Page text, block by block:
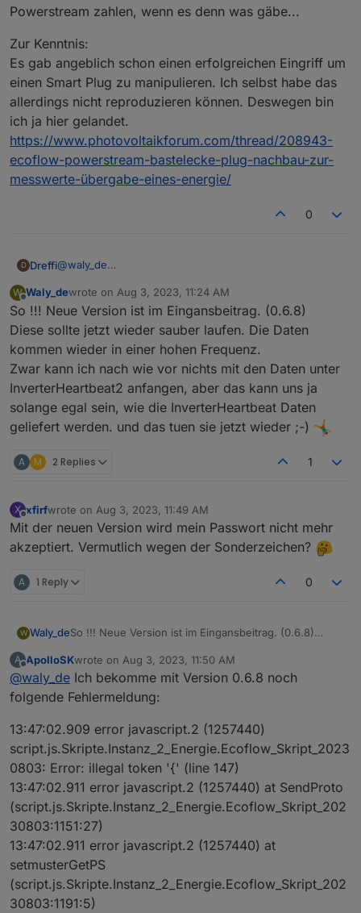
Powerstream zahlen, wenn es denn was gäbe...
Zur Kenntnis:
Es gab angeblich schon einen erfolgreichen Eingriff um
einen Smart Plug zu manipulieren. Ich selbst habe das
allerdings nicht reproduzieren können. Deswegen bin
ich ja hier gelandet.
https://www.photovoltaikforum.com/thread/208943-
ecoflow-powerstream-bastelecke-plug-nachbau-zur-
messwerte-übergabe-eines-energie/
0
D Dreffi@waly_de
ungewollte Nutzung zu verhindern. Mit den Smart Plugs
verdienen die ganz gut Geld.
Funktionieren tun die nach meiner Beobachtung im PV
Forum allerdings keinesfalls besser als das Script hier,
eher im Gegenteil.
Es ist auch nur eine Frage der Zeit bis ecoflow wieder
was an den Daten ändert.
Ich würde ja sogar für ein zentrales Gerät zur
Übermittlung der Werte des Stromzählers an den
Powerstream zahlen, wenn es denn was gäbe...
Zur Kenntnis:
Es gab angeblich schon einen erfolgreichen Eingriff um
einen Smart Plug zu manipulieren. Ich selbst habe das
allerdings nicht reproduzieren können. Deswegen bin
ich ja hier gelandet.
https://www.photovoltaikforum.com/thread/208943-
messwerte-übergabe-eines-energie/
W
Offline
Waly_dewrote on Aug 3, 2023, 11:24 AM
last edited by
So !!! Neue Version ist im Eingansbeitrag. (0.6.8)
Diese sollte jetzt wieder sauber laufen. Die Daten
kommen wieder in einer hohen Frequenz.
Zwar kann ich nach wie vor nichts mit den Daten unter
InverterHeartbeat2 anfangen, aber das kann uns ja
solange egal sein, wie die InverterHeartbeat Daten
geliefert werden. und das tuen sie jetzt wieder ;-)
A M 2 Replies 1
X
Offline
xfirfwrote on Aug 3, 2023, 11:49 AM
last edited by
Mit der neuen Version wird mein Passwort nicht mehr
akzeptiert. Vermutlich wegen der Sonderzeichen?
A 1 Reply 0
W Waly_deSo !!! Neue Version ist im Eingansbeitrag. (0.6.8)
kommen wieder in einer hohen Frequenz.
Zwar kann ich nach wie vor nichts mit den Daten unter
InverterHeartbeat2 anfangen, aber das kann uns ja
solange egal sein, wie die InverterHeartbeat Daten
geliefert werden. und das tuen sie jetzt wieder ;-)
A
Offline
ApolloSKwrote on Aug 3, 2023, 11:50 AM
last edited by
@waly_de Ich bekomme mit Version 0.6.8 noch
folgende Fehlermeldung:
13:47:02.909 error javascript.2 (1257440)
script.js.Skripte.Instanz_2_Energie.Ecoflow_Skript_2023
0803: Error: illegal token '{' (line 147)
13:47:02.911 error javascript.2 (1257440) at SendProto
(script.js.Skripte.Instanz_2_Energie.Ecoflow_Skript_202
30803:1151:27)
13:47:02.911 error javascript.2 (1257440) at
setmusterGetPS
(script.js.Skripte.Instanz_2_Energie.Ecoflow_Skript_202
30803:1191:5)